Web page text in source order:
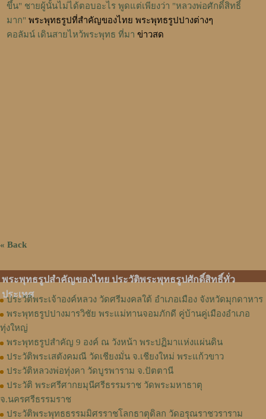
ขึ้น" ชายผู้นั้นไม่ได้ตอบอะไร พูดแต่เพียงว่า "หลวงพ่อศักดิ์สิทธิ์
มาก"พระพุทธรูปที่สำคัญของไทย พระพุทธรูปปางต่างๆ
คอลัมน์ เดินสายไหว้พระพุทธ ที่มาข่าวสด
« Back
พระพุทธรูปสำคัญของไทย ประวัติพระพุทธรูปศักดิ์สิทธิ์ทั่ว
ประเทศ
ประวัติพระเจ้าองค์หลวง วัดศรีมงคลใต้ อำเภอเมือง จังหวัดมุกดาหาร
พระพุทธรูปปางมารวิชัย พระแม่ทานจอมภักดี คู่บ้านคู่เมืองอำเภอ
ทุ่งใหญ่
พระพุทธรูปสำคัญ 9 องค์ ณ วังหน้า พระปฏิมาแห่งแผ่นดิน
ประวัติพระเสตังคมณี วัดเชียงมั่น จ.เชียงใหม่ พระแก้วขาว
ประวัติหลวงพ่อทุ่งคา วัดบูรพาราม จ.ปัตตานี
ประวัติ พระศรีศากยมุนีศรีธรรมราช วัดพระมหาธาตุ
จ.นครศรีธรรมราช
ประวัติพระพุทธธรรมมิศรราชโลกธาตุดิลก วัดอรุณราชวราราม